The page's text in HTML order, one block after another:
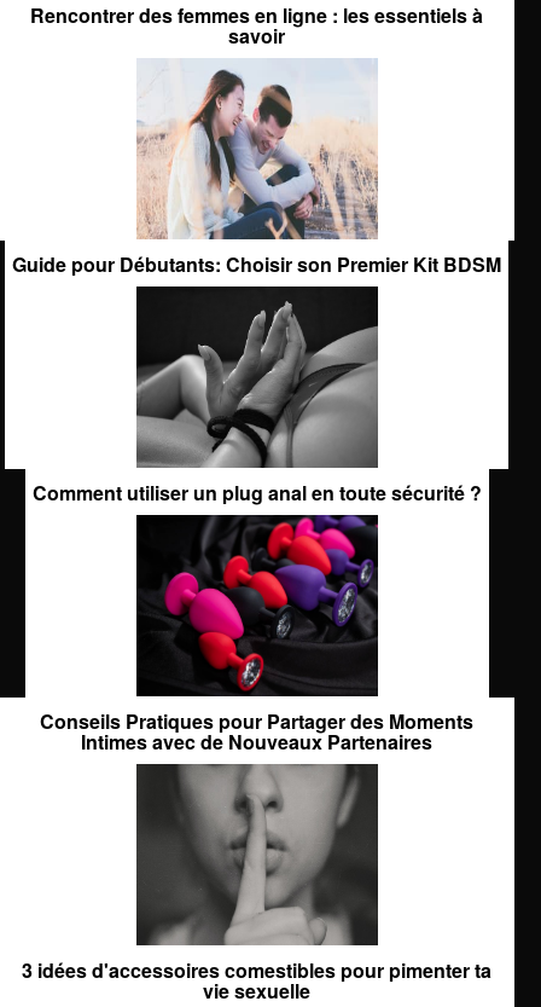
Rencontrer des femmes en ligne : les essentiels à
savoir
Guide pour Débutants: Choisir son Premier Kit BDSM
Comment utiliser un plug anal en toute sécurité ?
Conseils Pratiques pour Partager des Moments
Intimes avec de Nouveaux Partenaires
3 idées d'accessoires comestibles pour pimenter ta
vie sexuelle